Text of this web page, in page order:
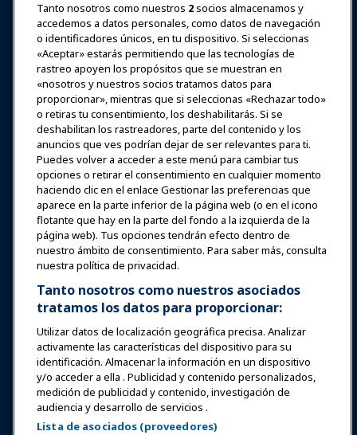
Iniciar sesión Únete ahora
Premios Carreras
Contacto
Expos y Eventos
Noticias y Funworld
Educación
Seguridad y protección
Defensa
Investigación y Reportes
Acerca de IAAPA
Socios
Copyright © 2026 Asociación Internacional de Parques de
Tanto nosotros como nuestros 2socios almacenamos y
accedemos a datos personales, como datos de navegación
o identificadores únicos, en tu dispositivo. Si seleccionas
«Aceptar» estarás permitiendo que las tecnologías de
rastreo apoyen los propósitos que se muestran en
«nosotros y nuestros socios tratamos datos para
proporcionar», mientras que si seleccionas «Rechazar todo»
o retiras tu consentimiento, los deshabilitarás. Si se
deshabilitan los rastreadores, parte del contenido y los
anuncios que ves podrían dejar de ser relevantes para ti.
Puedes volver a acceder a este menú para cambiar tus
opciones o retirar el consentimiento en cualquier momento
haciendo clic en el enlace Gestionar las preferencias que
aparece en la parte inferior de la página web (o en el icono
flotante que hay en la parte del fondo a la izquierda de la
página web). Tus opciones tendrán efecto dentro de
nuestro ámbito de consentimiento. Para saber más, consulta
nuestra política de privacidad.
Tanto nosotros como nuestros asociados
tratamos los datos para proporcionar:
Utilizar datos de localización geográfica precisa. Analizar
activamente las características del dispositivo para su
identificación. Almacenar la información en un dispositivo
y/o acceder a ella . Publicidad y contenido personalizados,
medición de publicidad y contenido, investigación de
audiencia y desarrollo de servicios .
Lista de asociados (proveedores)